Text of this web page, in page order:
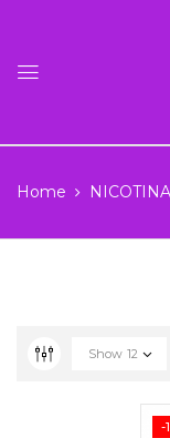
Home
Show 12
-